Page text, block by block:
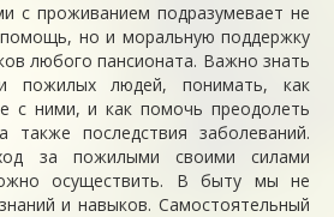
с проживанием подразумевает не
но и моральную поддержку
любого пансионата. Важно знать
пожилых людей, понимать, как
с ними, и как помочь преодолеть
также последствия заболеваний.
за пожилыми своими силами
осуществить. В быту мы не
и навыков. Самостоятельный